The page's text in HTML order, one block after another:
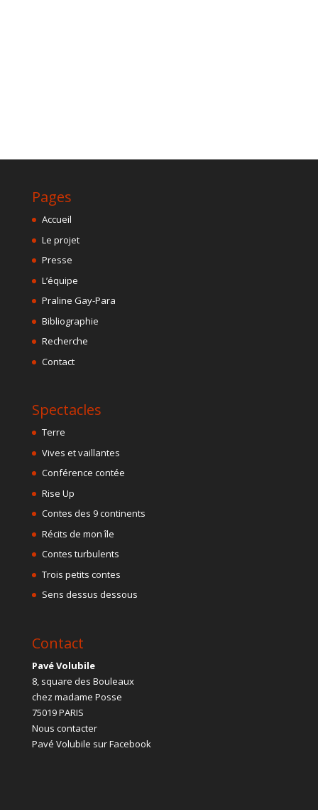
Pages
Accueil
Le projet
Presse
L’équipe
Praline Gay-Para
Bibliographie
Recherche
Contact
Spectacles
Terre
Vives et vaillantes
Conférence contée
Rise Up
Contes des 9 continents
Récits de mon île
Contes turbulents
Trois petits contes
Sens dessus dessous
Contact
Pavé Volubile
8, square des Bouleaux
chez madame Posse
75019 PARIS
Nous contacter
Pavé Volubile sur Facebook